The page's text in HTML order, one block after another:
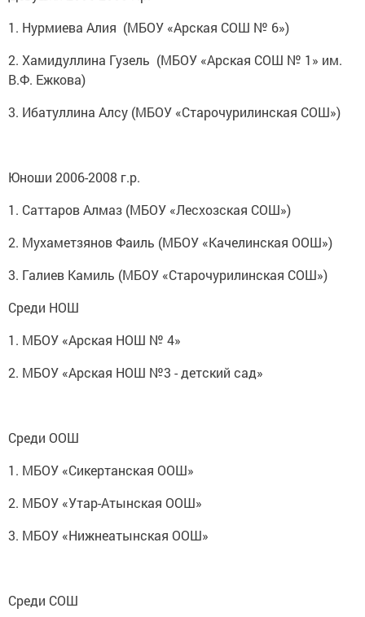
1. Нурмиева Алия (МБОУ «Арская СОШ № 6»)
2. Хамидуллина Гузель (МБОУ «Арская СОШ № 1» им.
В.Ф. Ежкова)
3. Ибатуллина Алсу (МБОУ «Старочурилинская СОШ»)
Юноши 2006-2008 г.р.
1. Саттаров Алмаз (МБОУ «Лесхозская СОШ»)
2. Мухаметзянов Фаиль (МБОУ «Качелинская ООШ»)
3. Галиев Камиль (МБОУ «Старочурилинская СОШ»)
Среди НОШ
1. МБОУ «Арская НОШ № 4»
2. МБОУ «Арская НОШ №3 - детский сад»
Среди ООШ
1. МБОУ «Сикертанская ООШ»
2. МБОУ «Утар-Атынская ООШ»
3. МБОУ «Нижнеатынская ООШ»
Среди СОШ